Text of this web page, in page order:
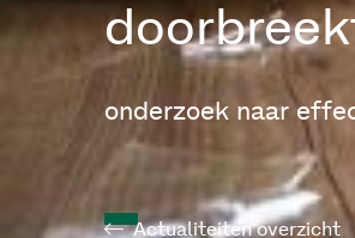
onderzoek naar
Actualiteiten overzicht